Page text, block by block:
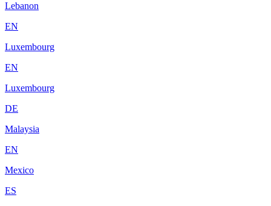
Lebanon
EN
Luxembourg
EN
Luxembourg
DE
Malaysia
EN
Mexico
ES